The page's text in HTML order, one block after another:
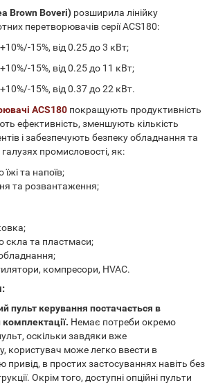
Brown Boveri) розширила лінійку
перетворювачів серії ACS180:
15%, від 0.25 до 3 кВт;
15%, від 0.25 до 11 кВт;
15%, від 0.37 до 22 кВт.
ACS180 покращують продуктивність
ефективність, зменшують кількість
і забезпечують безпеку обладнання та
промисловості, як:
та напоїв;
та розвантаження;
скла та пластмаси;
компресори, HVAC.
пульт керування постачається в
комплектації. Немає потреби окремо
оскільки завдяки вже
користувач може легко ввести в
привід, в простих застосуваннях навіть без
Окрім того, доступні опційні пульти